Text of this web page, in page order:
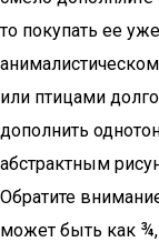
то покупать ее
или птицами
дополнить
абстрактным
Обратите
может быть как